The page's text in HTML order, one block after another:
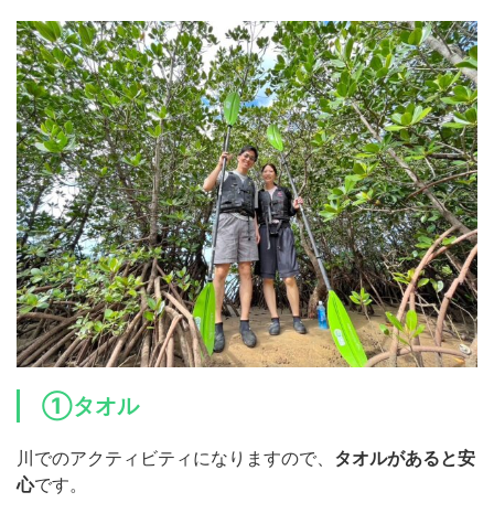
①タオル
川でのアクティビティになりますので、 タオルがあると安
心です。